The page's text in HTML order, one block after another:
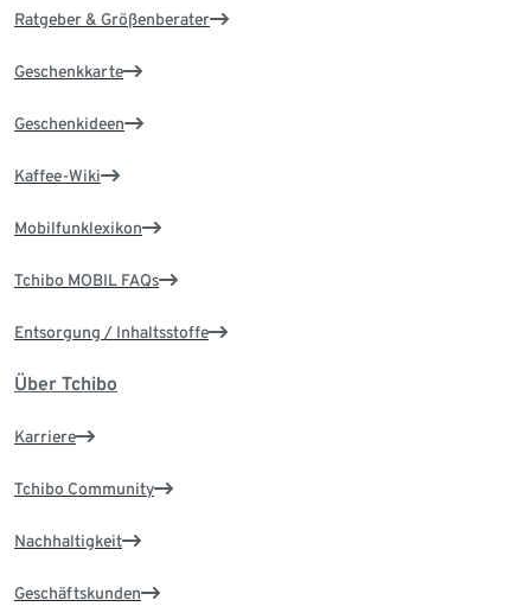
Ratgeber & Größenberater
Geschenkkarte
Geschenkideen
Kaffee-Wiki
Mobilfunklexikon
Tchibo MOBIL FAQs
Entsorgung / Inhaltsstoffe
Über Tchibo
Karriere
Tchibo Community
Nachhaltigkeit
Geschäftskunden